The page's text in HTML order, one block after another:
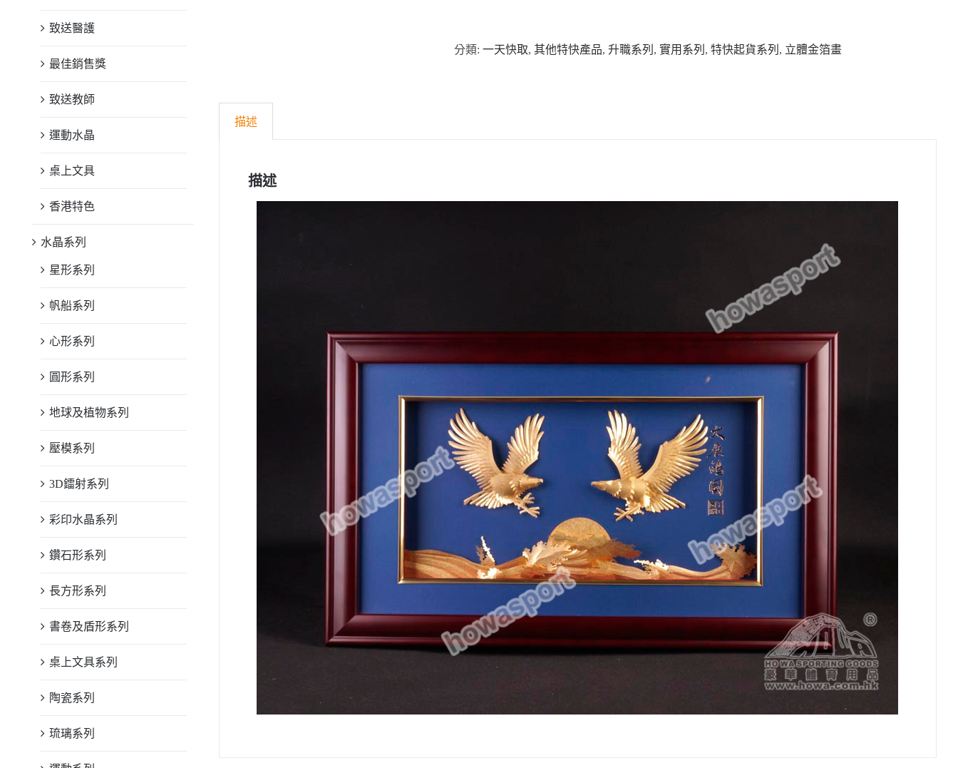
11
量
分類: 一天快取, 其他特快產品, 升職系列 , 實用系列 , 特快起貨系列 , 立體金箔畫
描述
描述
致送醫護
最佳銷售獎
致送教師
運動水晶
桌上文具
香港特色
水晶系列
星形系列
帆船系列
心形系列
圓形系列
地球及植物系列
壓模系列
3D鐳射系列
彩印水晶系列
鑽石形系列
長方形系列
書卷及盾形系列
桌上文具系列
陶瓷系列
琉璃系列